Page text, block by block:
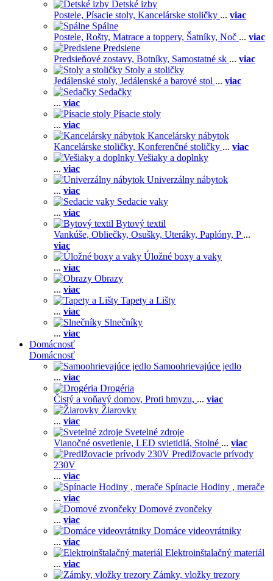
Detské izby
Postele, Písacie stoly, Kancelárske stoličky ... viac
Spálne
Postele, Rošty, Matrace a toppery, Šatníky, Noč ... viac
Predsiene
Predsieňové zostavy, Botníky, Samostatné sk ... viac
Stoly a stoličky
Jedálenské stoly, Jedálenské a barové stol ... viac
Sedačky
... viac
Písacie stoly
... viac
Kancelársky nábytok
Kancelárske stoličky, Konferenčné stoličky ... viac
Vešiaky a doplnky
... viac
Univerzálny nábytok
... viac
Sedacie vaky
... viac
Bytový textil
Vankúše, Obliečky, Osušky, Uteráky, Paplóny, P ...
viac
Úložné boxy a vaky
... viac
Obrazy
... viac
Tapety a Lišty
... viac
Slnečníky
... viac
Domácnosť
Domácnosť
Samoohrievajúce jedlo
... viac
Drogéria
Čistý a voňavý domov, Proti hmyzu, ... viac
Žiarovky
... viac
Svetelné zdroje
Vianočné osvetlenie, LED svietidlá, Stolné ... viac
Predlžovacie prívody
230V
... viac
Spínacie Hodiny , merače
... viac
Domové zvončeky
... viac
Domáce videovrátniky
... viac
Elektroinštalačný materiál
... viac
Zámky, vložky trezory